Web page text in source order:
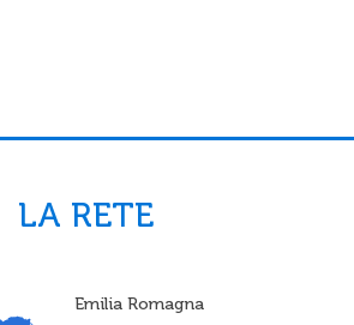
LA RETE
Emilia Romagna